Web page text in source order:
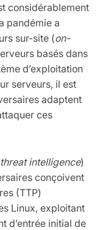
considérablement
pandémie a
sur-site (on-
basés dans
d’exploitation
serveurs, il est
adaptent
ces
threat intelligence)
conçoivent
(TTP)
Linux, exploitant
d’entrée initial de